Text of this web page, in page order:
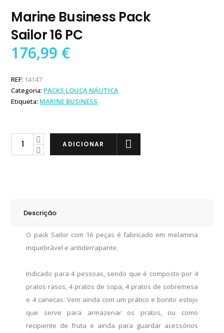
Marine Business Pack
Sailor 16 PC
176,99 €
REF: 14147
Categoria: PACKS LOUÇA NÁUTICA
Etiqueta: MARINE BUSINESS
Marine
Business
quantity
ADICIONAR
Descrição
O pack Sailor com 16 peças é fabricado em melamina
inquebrável e antiderrapante.
Indicado para 4 pessoas, sendo que é composto por 4
pratos rasos, 4 pratos de sopa, 4 pratos de sobremesa
e 4 ​​canecas. Vem ainda com um prático e bonito estojo
que serve para armazenar os pratos, ou como
recipiente de fruta e ainda para guardar acessórios